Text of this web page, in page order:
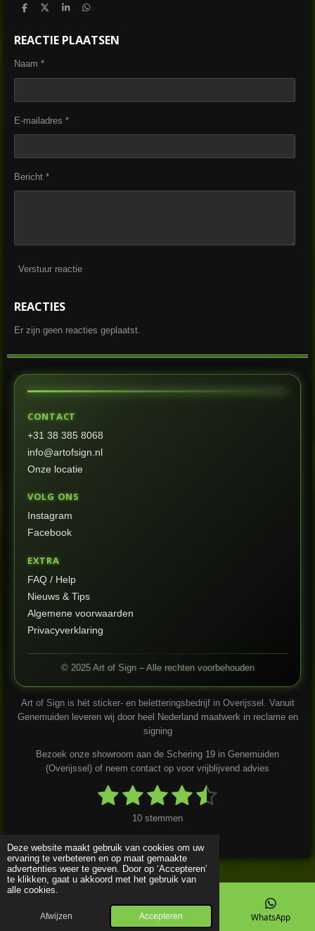
Deze website maakt gebruik van cookies om uw
ervaring te verbeteren en op maat gemaakte
advertenties weer te geven. Door op ‘Accepteren’
te klikken, gaat u akkoord met het gebruik van
alle cookies.
Afwijzen Accepteren
D
e
n
D
l
S
r
e
D
e
n
REACTIE PLAATSEN
Naam *
E-mailadres *
Bericht *
Verstuur reactie
REACTIES
Er zijn geen reacties geplaatst.
CONTACT
+31 38 385 8068
info@artofsign.nl
Onze locatie
VOLG ONS
Instagram
Facebook
EXTRA
FAQ / Help
Nieuws & Tips
Algemene voorwaarden
Privacyverklaring
© 2025 Art of Sign – Alle rechten voorbehouden
Art of Sign is hét sticker- en beletteringsbedrijf in Overijssel. Vanuit
Genemuiden leveren wij door heel Nederland maatwerk in reclame en
signing
Bezoek onze showroom aan de Schering 19 in Genemuiden
(Overijssel) of neem contact op voor vrijblijvend advies
n
g
:
4
1
t
e
r
2
t
e
r
r
3
s
t
e
r
r
4
s
t
e
r
r
5
t
e
r
r
10 stemmen
E-mailadres Instagram WhatsApp